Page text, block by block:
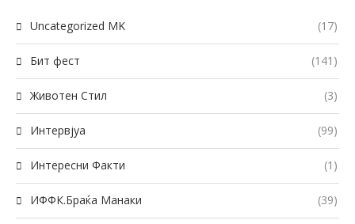
Uncategorized MK (17)
Бит фест (141)
Животен Стил (3)
Интервјуа (99)
Интересни Факти (1)
ИФФК.Браќа Манаки (39)